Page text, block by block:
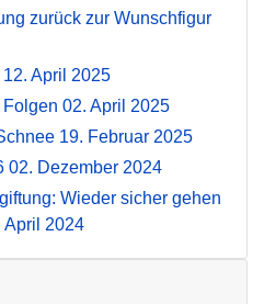
zurück zur Wunschfigur
12. April 2025
Folgen 02. April 2025
19. Februar 2025
02. Dezember 2024
Wieder sicher gehen
April 2024